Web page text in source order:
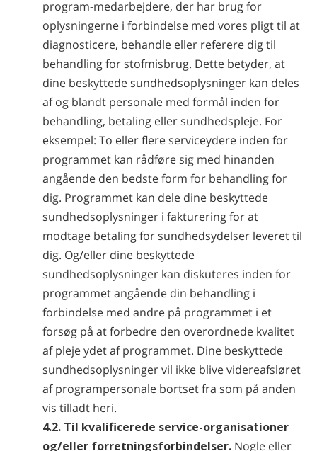
program-medarbejdere, der har brug for
oplysningerne i forbindelse med vores pligt til at
diagnosticere, behandle eller referere dig til
behandling for stofmisbrug. Dette betyder, at
dine beskyttede sundhedsoplysninger kan deles
af og blandt personale med formål inden for
behandling, betaling eller sundhedspleje. For
eksempel: To eller flere serviceydere inden for
programmet kan rådføre sig med hinanden
angående den bedste form for behandling for
dig. Programmet kan dele dine beskyttede
sundhedsoplysninger i fakturering for at
modtage betaling for sundhedsydelser leveret til
dig. Og/eller dine beskyttede
sundhedsoplysninger kan diskuteres inden for
programmet angående din behandling i
forbindelse med andre på programmet i et
forsøg på at forbedre den overordnede kvalitet
af pleje ydet af programmet. Dine beskyttede
sundhedsoplysninger vil ikke blive videreafsløret
af programpersonale bortset fra som på anden
vis tilladt heri.
4.2. Til kvalificerede service-organisationer
og/eller forretningsforbindelser. Nogle eller